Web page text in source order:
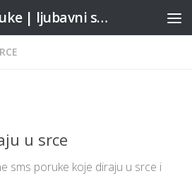
Ljubavne SMS poruke | ljubavni stihovi
u srce
sms poruke koje diraju u srce i